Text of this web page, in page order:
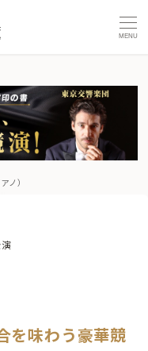
MENU
ノ）
演
を味わう豪華競